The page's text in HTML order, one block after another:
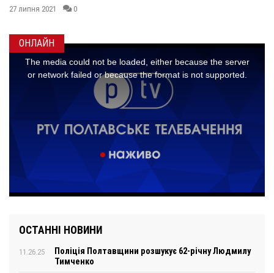
ОНЛАЙН
ОСТАННІ НОВИНИ
11.26.25
Поліція Полтавщини розшукує 62-річну Людмилу
Тимченко
27 липня 2021 0